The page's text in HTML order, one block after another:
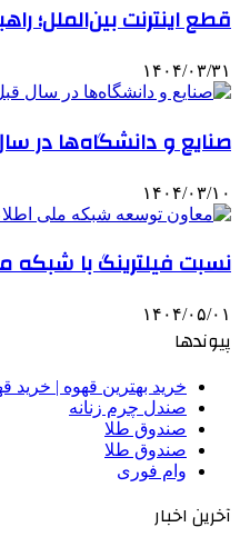
قطع اینترنت بین‌الملل؛
۱۴۰۴/۰۳/۳۱
صنایع و دانشگاه‌ها در سال قبل ۳۰۰ میلیارد تومان اعتبار
۱۴۰۴/۰۳/۱۰
نسبت فیلترینگ با شبکه
۱۴۰۴/۰۵/۰۱
پیوندها
خرید بهترین قهوه | خرید
صندل چرم زنانه
صندوق طلا
صندوق طلا
وام فوری
آخرین اخبار